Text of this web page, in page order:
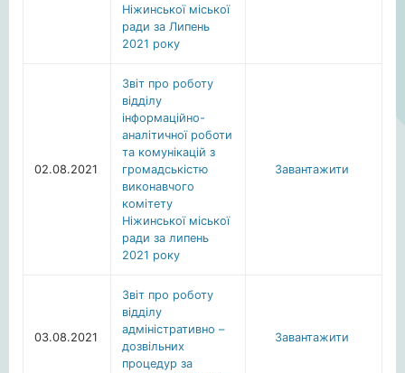
Ніжинської міської
ради за Липень
2021 року
02.08.2021
Звіт про роботу
відділу
інформаційно-
аналітичної роботи
та комунікацій з
громадськістю
виконавчого
комітету
Ніжинської міської
ради за липень
2021 року
Завантажити
03.08.2021
Звіт про роботу
відділу
адміністративно –
дозвільних
процедур за
Завантажити